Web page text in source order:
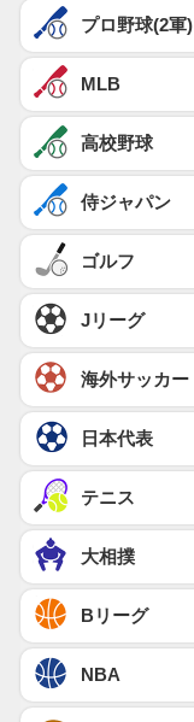
プロ野球(2軍)
MLB
高校野球
侍ジャパン
ゴルフ
Jリーグ
海外サッカー
日本代表
テニス
大相撲
Bリーグ
NBA